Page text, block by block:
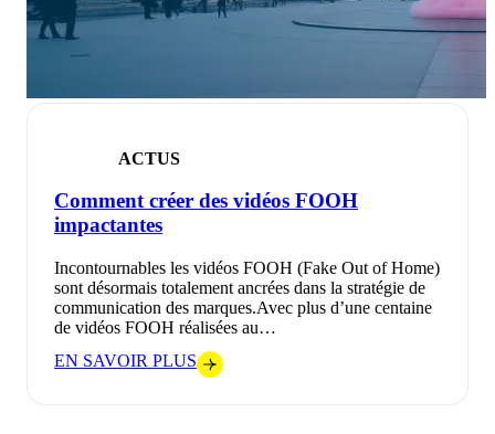
ACTUS
Comment créer des vidéos FOOH
impactantes
Incontournables les vidéos FOOH (Fake Out of Home)
sont désormais totalement ancrées dans la stratégie de
communication des marques.Avec plus d’une centaine
de vidéos FOOH réalisées au…
EN SAVOIR PLUS